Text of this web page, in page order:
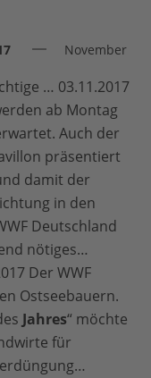
November
… 03.11.2017
ab Montag
Auch der
präsentiert
damit der
in den
Deutschland
nötiges…
Der WWF
Ostseebauern.
Jahres“ möchte
für